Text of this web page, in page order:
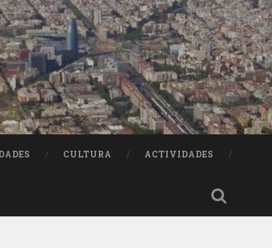
CULTURA ACTIVIDADES